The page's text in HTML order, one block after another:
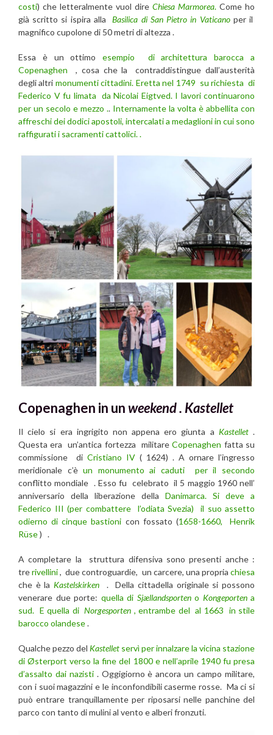
costi) che letteralmente vuol dire Chiesa Marmorea. Come ho
già scritto si ispira allaBasilica di San Pietro in Vaticanoper il
magnifico cupolone di 50 metri di altezza .
Essa è un ottimoesempio di architettura barocca a
Copenaghen
, cosa che la contraddistingue dall’austerità
degli altri monumenti cittadini. Eretta nel 1749 su richiesta di
Federico V fu limata da Nicolai Eigtved. I lavori continuarono
per un secolo e mezzo .. Internamente la volta è abbellita con
affreschi dei dodici apostoli, intercalati a medaglioni in cui sono
raffigurati i sacramenti cattolici. .
Copenaghen in un weekend . Kastellet
Il cielo si era ingrigito non appena ero giunta a Kastellet.
Questa era un’antica fortezza militareCopenaghen fatta su
commissione di Cristiano IV ( 1624) . A ornare l’ingresso
meridionale c’èun monumento ai caduti per il secondo
conflitto mondiale . Esso fu celebrato il 5 maggio 1960 nell’
anniversario della liberazione della Danimarca. Si deve a
Federico III (per combattere l’odiata Svezia) il suo assetto
odierno di cinque bastioni con fossato (1658-1660, Henrik
Rüse) .
A completare la struttura difensiva sono presenti anche :
trerivellini, due controguardie, un carcere, una propriachiesa
che è la Kastelskirken . Della cittadella originale si possono
venerare due porte: quella di Sjællandsporteno Kongeportena
sud. E quella diNorgesporten , entrambe del al 1663 in stile
barocco olandese.
Qualche pezzo del Kastellet servì per innalzare la vicina stazione
di Østerport verso la fine del 1800 e nell’aprile 1940 fu presa
d’assalto dai nazisti. Oggigiorno è ancora un campo militare,
con i suoi magazzini e le inconfondibili caserme rosse. Ma ci si
può entrare tranquillamente per riposarsi nelle panchine del
parco con tanto di mulini al vento e alberi fronzuti.